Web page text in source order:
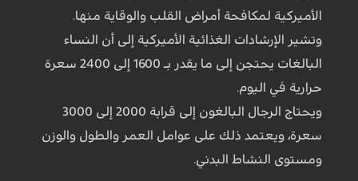
الأميركية لمكافحة أمراض القلب والوقاية منها.
وتشير الإرشادات الغذائية الأميركية إلى أن النساء
البالغات يحتجن إلى ما يقدر بـ 1600 إلى 2400 سعرة
حرارية في اليوم.
ويحتاج الرجال البالغون إلى قرابة 2000 إلى 3000
سعرة، ويعتمد ذلك على عوامل العمر والطول والوزن
ومستوى النشاط البدني.